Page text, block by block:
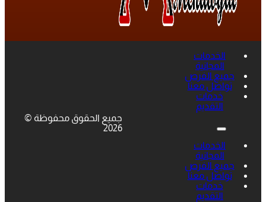
الخدمات
المجانية
جميع الفرص
تواصل معنا
خدمات
التقديم
الخدمات
المجانية
جميع الفرص
تواصل معنا
خدمات
التقديم
جميع الحقوق محفوظة ©
2026